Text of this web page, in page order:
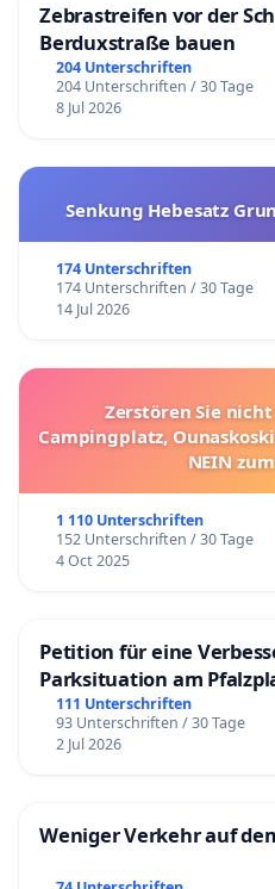
Zebrastreifen vor der
Berduxstraße bauen
204 Unterschriften
204 Unterschriften / 30 Tage
8 Jul 2026
Senkung Hebesatz
174 Unterschriften
174 Unterschriften / 30 Tage
14 Jul 2026
Zerstören Sie
Campingplatz,
NEIN
1 110 Unterschriften
152 Unterschriften / 30 Tage
4 Oct 2025
Petition für eine
Parksituation am
111 Unterschriften
93 Unterschriften / 30 Tage
2 Jul 2026
Weniger Verkehr auf